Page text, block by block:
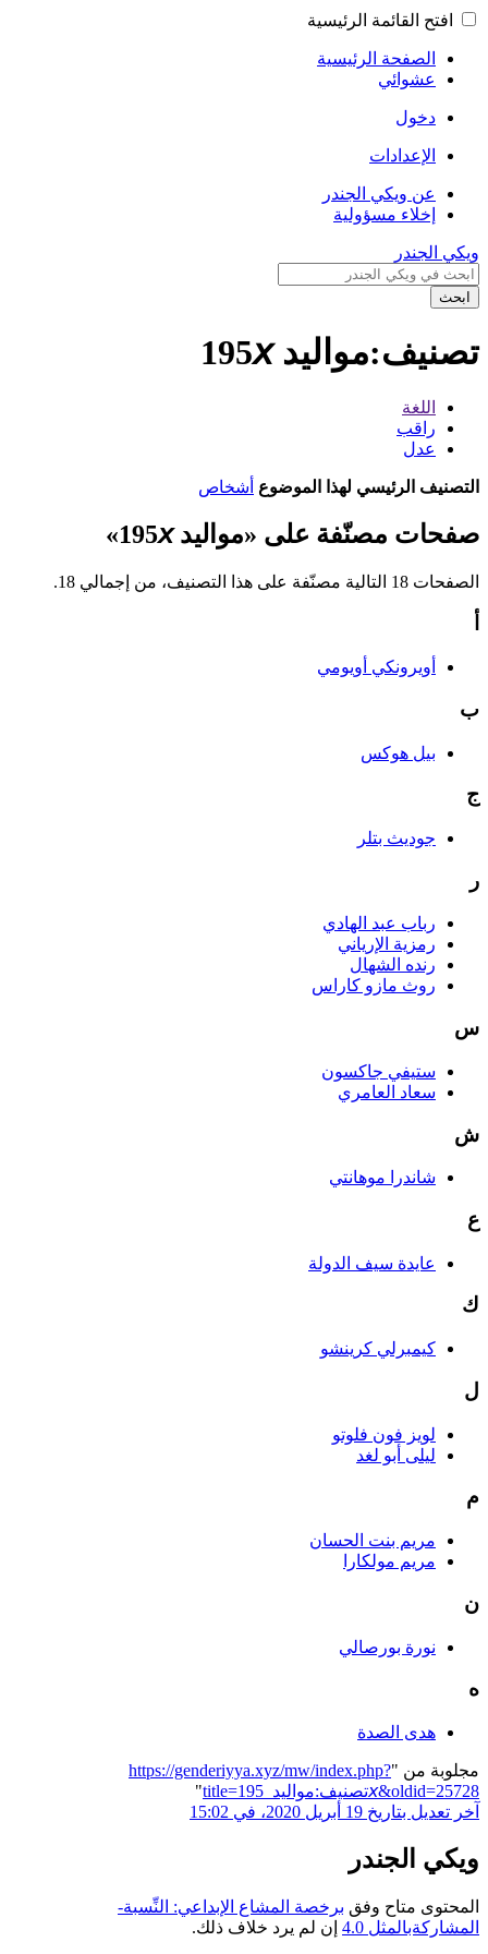
افتح القائمة الرئيسية
الصفحة الرئيسية
عشوائي
دخول
الإعدادات
عن ويكي الجندر
إخلاء مسؤولية
ويكي الجندر
ابحث
تصنيف:مواليد 195𝘹
اللغة
راقب
عدل
التصنيف الرئيسي لهذا الموضوع أشخاص
صفحات مصنّفة على «مواليد 195𝘹»
الصفحات 18 التالية مصنّفة على هذا التصنيف، من إجمالي 18.
أويرونكي أويومي
ب
بيل هوكس
ج
جوديث بتلر
ر
رباب عبد الهادي
رمزية الإرياني
رنده الشهال
روث مازو كاراس
س
ستيفي جاكسون
سعاد العامري
ش
شاندرا موهانتي
ع
عايدة سيف الدولة
ك
كيمبرلي كرينشو
ل
لويز فون فلوتو
ليلى أبو لغد
م
مريم بنت الحسان
مريم مولكارا
ن
نورة بورصالي
ه
هدى الصدة
مجلوبة من "https://genderiyya.xyz/mw/index.php?
title=تصنيف:مواليد_195𝘹&oldid=25728
"
آخر تعديل بتاريخ 19 أبريل 2020، في 15:02
ويكي الجندر
المحتوى متاح وفق برخصة المشاع الإبداعي: النِّسبة-
المشاركةبالمثل 4.0
إن لم يرد خلاف ذلك.